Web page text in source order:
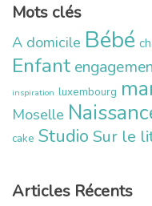
Mots clés
A domicile Bébé
Enfant
inspiration luxembourg
Moselle
cake Studio Sur le
Articles Récents